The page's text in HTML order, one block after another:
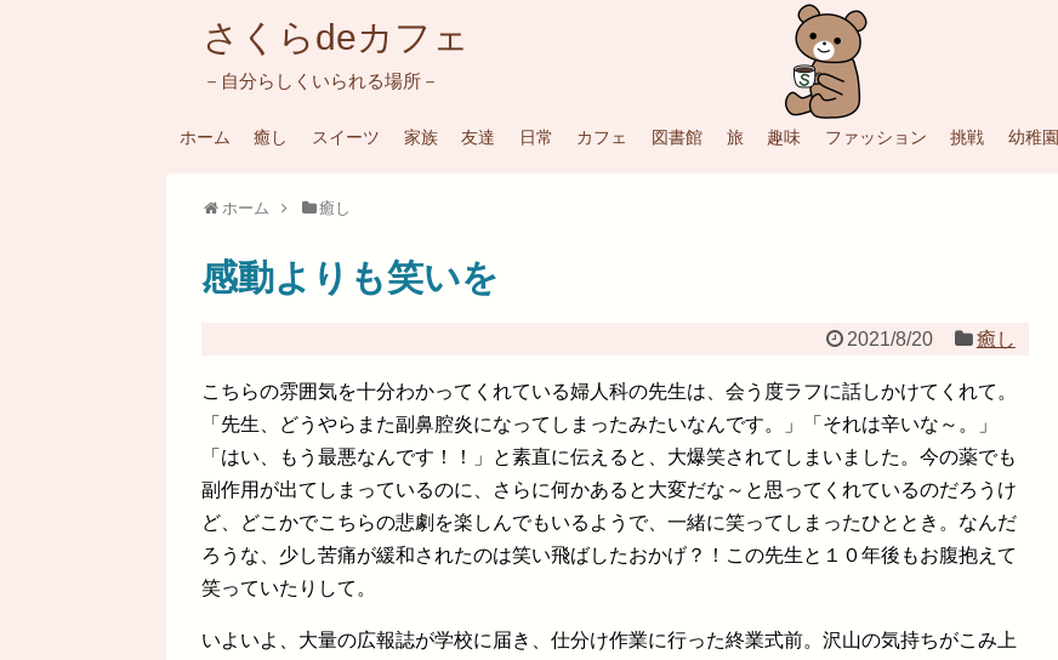
さくらdeカフェ
－自分らしくいられる場所－
ホーム 癒し スイーツ 家族 友達 日常 カフェ 図書館 旅 趣味 ファッション 挑戦 幼稚園
ホーム 癒し
感動よりも笑いを
2021/8/20 癒し
こちらの雰囲気を十分わかってくれている婦人科の先生は、会う度ラフに話しかけてくれて。
「先生、どうやらまた副鼻腔炎になってしまったみたいなんです。」「それは辛いな～。」
「はい、もう最悪なんです！！」と素直に伝えると、大爆笑されてしまいました。今の薬でも
副作用が出てしまっているのに、さらに何かあると大変だな～と思ってくれているのだろうけ
ど、どこかでこちらの悲劇を楽しんでもいるようで、一緒に笑ってしまったひととき。なんだ
ろうな、少し苦痛が緩和されたのは笑い飛ばしたおかげ？！この先生と１０年後もお腹抱えて
笑っていたりして。
いよいよ、大量の広報誌が学校に届き、仕分け作業に行った終業式前。沢山の気持ちがこみ上